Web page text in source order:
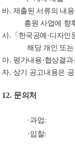
바. 제출된 서류의 내
흥원 사업에 향
사. 「 한국공예 ·디자인
해당 개인 또
아. 평가내용·협상결과
자. 상기 공고내용은
12. 문의처
·과업:
·입찰: